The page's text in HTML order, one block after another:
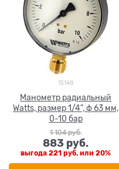
15148
Манометр радиальный
Watts, размер 1/4", ф 63 мм,
0-10 бар
1 104 руб.
883 руб.
выгода 221 руб. или 20%